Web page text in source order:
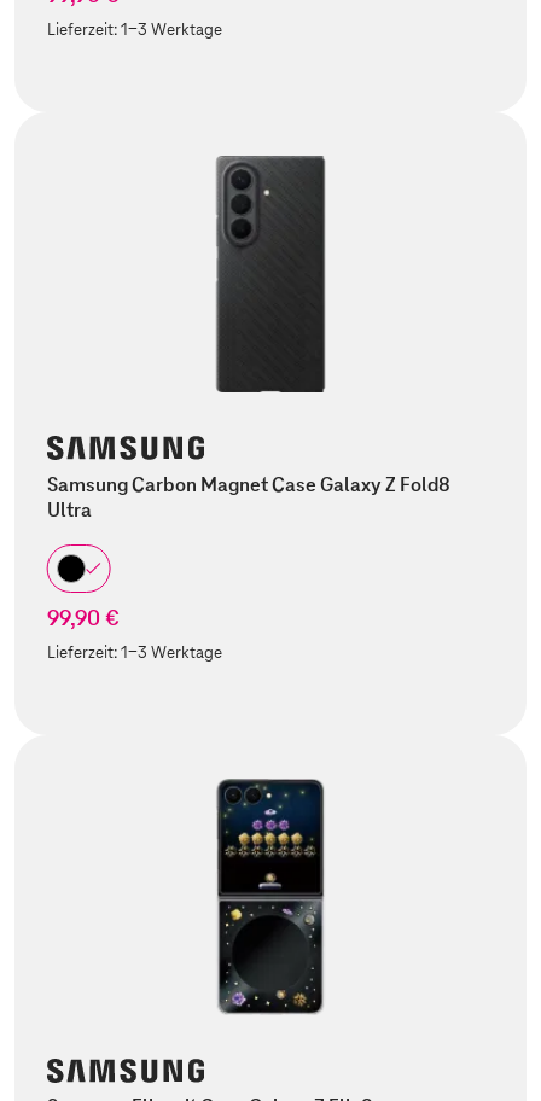
Lieferzeit:1-3 Werktage
Samsung Carbon Magnet Case Galaxy Z Fold8
Ultra
99,90 €
Lieferzeit:1-3 Werktage